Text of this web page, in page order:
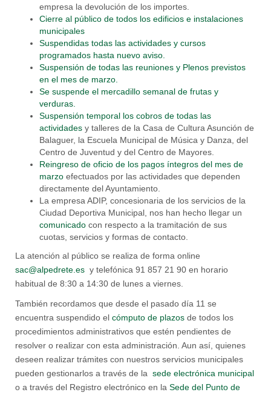
empresa la devolución de los importes.
Cierre al público de todos los edificios e instalaciones
municipales
Suspendidas todas las actividades y cursos
programados hasta nuevo aviso.
Suspensión de todas las reuniones y Plenos previstos
en el mes de marzo.
Se suspende el mercadillo semanal de frutas y
verduras.
Suspensión temporal los cobros de todas las
actividades y talleres de la Casa de Cultura Asunción de
Balaguer, la Escuela Municipal de Música y Danza, del
Centro de Juventud y del Centro de Mayores.
Reingreso de oficio de los pagos íntegros del mes de
marzo efectuados por las actividades que dependen
directamente del Ayuntamiento.
La empresa ADIP, concesionaria de los servicios de la
Ciudad Deportiva Municipal, nos han hecho llegar un
comunicado con respecto a la tramitación de sus
cuotas, servicios y formas de contacto.
La atención al público se realiza de forma online
sac@alpedrete.es y telefónica 91 857 21 90 en horario
habitual de 8:30 a 14:30 de lunes a viernes.
También recordamos que desde el pasado día 11 se
encuentra suspendido el cómputo de plazos de todos los
procedimientos administrativos que estén pendientes de
resolver o realizar con esta administración. Aun así, quienes
deseen realizar trámites con nuestros servicios municipales
pueden gestionarlos a través de la sede electrónica municipal
o a través del Registro electrónico en la Sede del Punto de